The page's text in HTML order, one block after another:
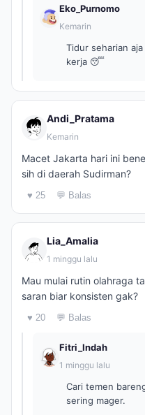
Eko_Purnomo
Kemarin
Tidur seharian
kerja 😴
Andi_Pratama
Kemarin
Macet Jakarta hari ini
sih di daerah Sudirman?
♥ 25 💬 Balas
Lia_Amalia
1 minggu lalu
Mau mulai rutin olahraga
saran biar konsisten gak?
♥ 20 💬 Balas
Fitri_Indah
1 minggu lalu
Cari temen
sering mager.